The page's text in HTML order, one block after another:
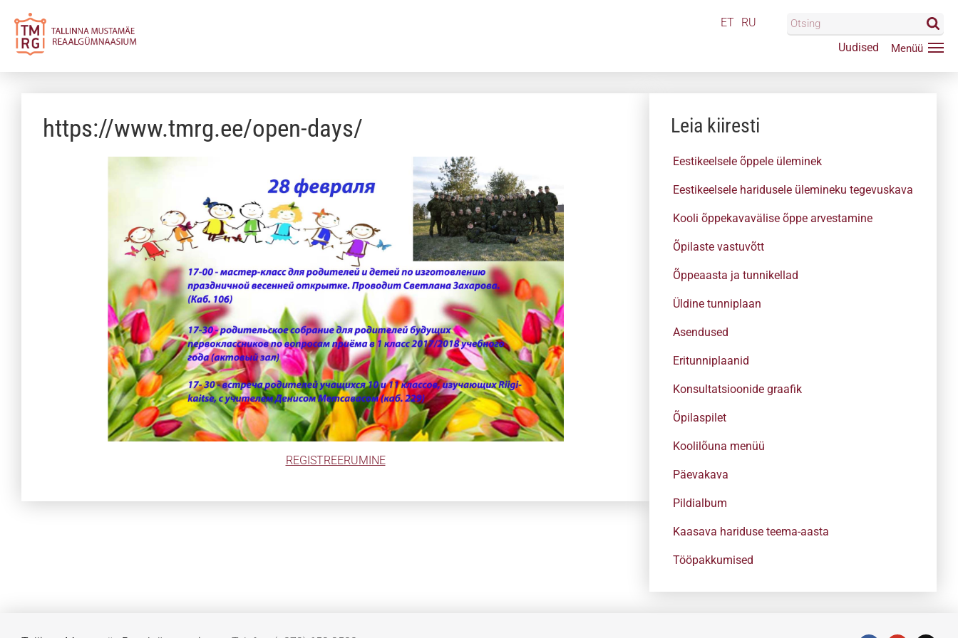
ET RU
Uudised
https://www.tmrg.ee/open-days/
REGISTREERUMINE
Leia kiiresti
Eestikeelsele õppele üleminek
Eestikeelsele haridusele ülemineku tegevuskava
Kooli õppekavavälise õppe arvestamine
Õpilaste vastuvõtt
Õppeaasta ja tunnikellad
Üldine tunniplaan
Asendused
Eritunniplaanid
Konsultatsioonide graafik
Õpilaspilet
Koolilõuna menüü
Päevakava
Pildialbum
Kaasava hariduse teema-aasta
Tööpakkumised